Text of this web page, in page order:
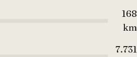
168
km
7.731